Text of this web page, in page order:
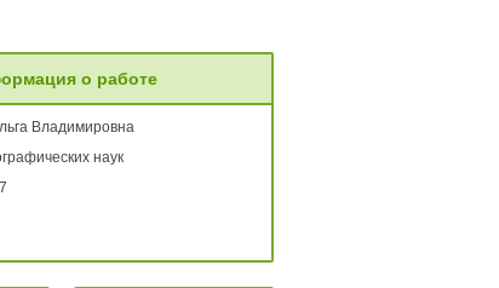
о работе
Владимировна
наук